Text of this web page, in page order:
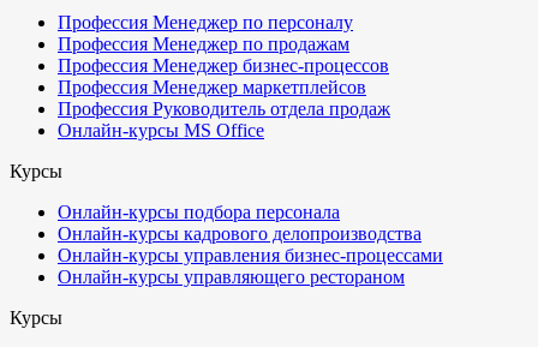
Профессия Менеджер по персоналу
Профессия Менеджер по продажам
Профессия Менеджер бизнес-процессов
Профессия Менеджер маркетплейсов
Профессия Руководитель отдела продаж
Онлайн-курсы MS Office
Курсы
Онлайн-курсы подбора персонала
Онлайн-курсы кадрового делопроизводства
Онлайн-курсы управления бизнес-процессами
Онлайн-курсы управляющего рестораном
Курсы